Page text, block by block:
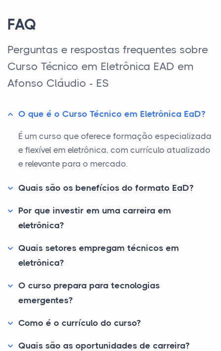
FAQ
Perguntas e respostas frequentes sobre
Curso Técnico em Eletrônica EAD em
Afonso Cláudio - ES
O que é o Curso Técnico em Eletrônica EaD?
É um curso que oferece formação especializada
e flexível em eletrônica, com currículo atualizado
e relevante para o mercado.
Quais são os benefícios do formato EaD?
Por que investir em uma carreira em
eletrônica?
Quais setores empregam técnicos em
eletrônica?
O curso prepara para tecnologias
emergentes?
Como é o currículo do curso?
Quais são as oportunidades de carreira?